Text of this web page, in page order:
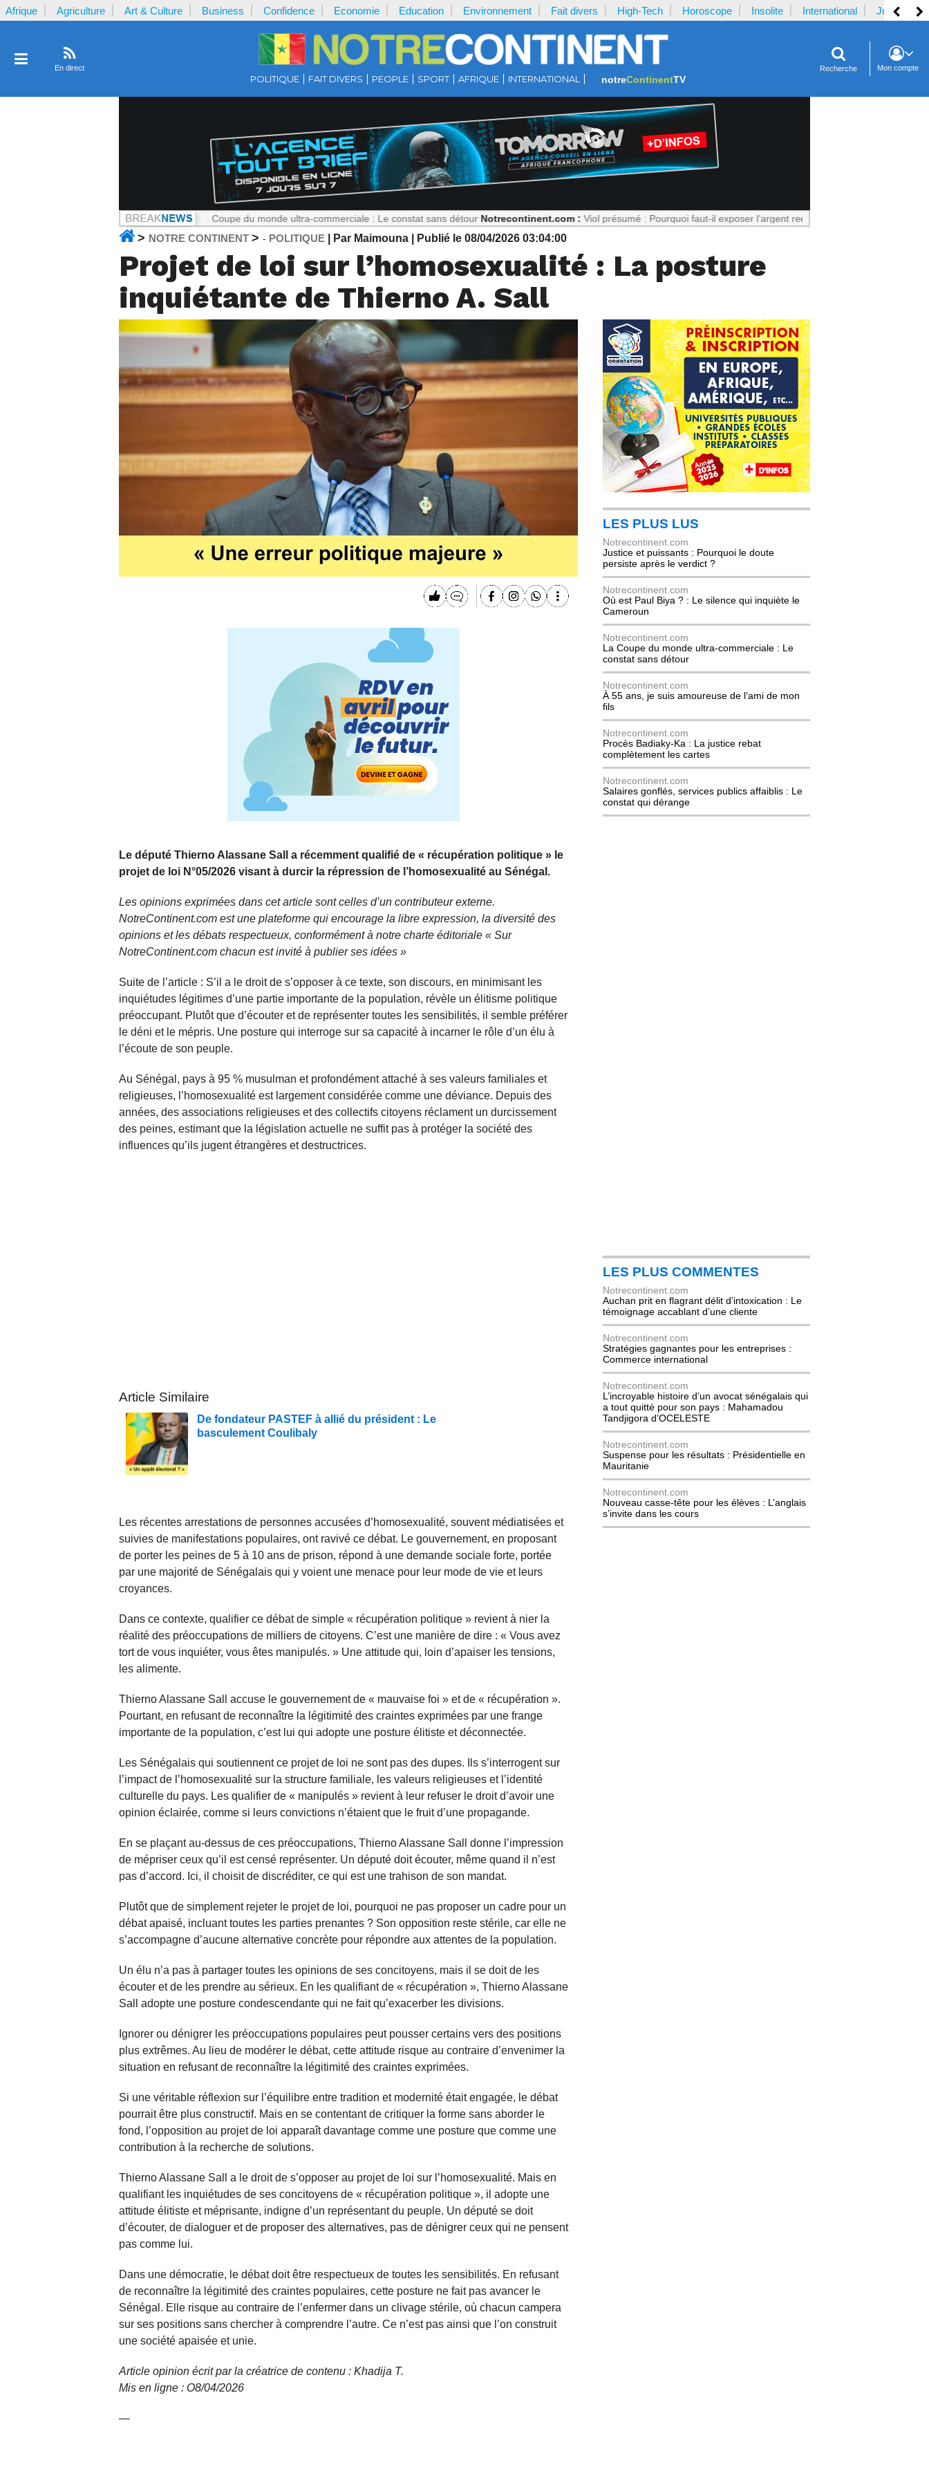
Afrique Agriculture Art & Culture Business Confidence Economie Education Environnement Fait divers High-Tech Horoscope Insolite International Justice
En direct
POLITIQUE FAIT DIVERS PEOPLE SPORT AFRIQUE INTERNATIONAL notreContinentTV
Recherche Mon compte
Notrecontinent.com : La Coupe du monde ultra-commerciale : Le constat sans détour Notrecontinent.com : Viol présumé : Pourquoi faut-il exposer l’argent reçu par la plaignante ?
> NOTRE CONTINENT > - POLITIQUE | Par Maimouna | Publié le 08/04/2026 03:04:00
Projet de loi sur l’homosexualité : La posture
inquiétante de Thierno A. Sall
Le député Thierno Alassane Sall a récemment qualifié de « récupération politique » le
projet de loi N°05/2026 visant à durcir la répression de l’homosexualité au Sénégal.
Les opinions exprimées dans cet article sont celles d’un contributeur externe.
NotreContinent.com est une plateforme qui encourage la libre expression, la diversité des
opinions et les débats respectueux, conformément à notre charte éditoriale « Sur
NotreContinent.com chacun est invité à publier ses idées »
Suite de l’article : S’il a le droit de s’opposer à ce texte, son discours, en minimisant les
inquiétudes légitimes d’une partie importante de la population, révèle un élitisme politique
préoccupant. Plutôt que d’écouter et de représenter toutes les sensibilités, il semble préférer
le déni et le mépris. Une posture qui interroge sur sa capacité à incarner le rôle d’un élu à
l’écoute de son peuple.
Au Sénégal, pays à 95 % musulman et profondément attaché à ses valeurs familiales et
religieuses, l’homosexualité est largement considérée comme une déviance. Depuis des
années, des associations religieuses et des collectifs citoyens réclament un durcissement
des peines, estimant que la législation actuelle ne suffit pas à protéger la société des
influences qu’ils jugent étrangères et destructrices.
Article Similaire
De fondateur PASTEF à allié du président : Le
basculement Coulibaly
Les récentes arrestations de personnes accusées d’homosexualité, souvent médiatisées et
suivies de manifestations populaires, ont ravivé ce débat. Le gouvernement, en proposant
de porter les peines de 5 à 10 ans de prison, répond à une demande sociale forte, portée
par une majorité de Sénégalais qui y voient une menace pour leur mode de vie et leurs
croyances.
Dans ce contexte, qualifier ce débat de simple « récupération politique » revient à nier la
réalité des préoccupations de milliers de citoyens. C’est une manière de dire : « Vous avez
tort de vous inquiéter, vous êtes manipulés. » Une attitude qui, loin d’apaiser les tensions,
les alimente.
Thierno Alassane Sall accuse le gouvernement de « mauvaise foi » et de « récupération ».
Pourtant, en refusant de reconnaître la légitimité des craintes exprimées par une frange
importante de la population, c’est lui qui adopte une posture élitiste et déconnectée.
Les Sénégalais qui soutiennent ce projet de loi ne sont pas des dupes. Ils s’interrogent sur
l’impact de l’homosexualité sur la structure familiale, les valeurs religieuses et l’identité
culturelle du pays. Les qualifier de « manipulés » revient à leur refuser le droit d’avoir une
opinion éclairée, comme si leurs convictions n’étaient que le fruit d’une propagande.
En se plaçant au-dessus de ces préoccupations, Thierno Alassane Sall donne l’impression
de mépriser ceux qu’il est censé représenter. Un député doit écouter, même quand il n’est
pas d’accord. Ici, il choisit de discréditer, ce qui est une trahison de son mandat.
Plutôt que de simplement rejeter le projet de loi, pourquoi ne pas proposer un cadre pour un
débat apaisé, incluant toutes les parties prenantes ? Son opposition reste stérile, car elle ne
s’accompagne d’aucune alternative concrète pour répondre aux attentes de la population.
Un élu n’a pas à partager toutes les opinions de ses concitoyens, mais il se doit de les
écouter et de les prendre au sérieux. En les qualifiant de « récupération », Thierno Alassane
Sall adopte une posture condescendante qui ne fait qu’exacerber les divisions.
Ignorer ou dénigrer les préoccupations populaires peut pousser certains vers des positions
plus extrêmes. Au lieu de modérer le débat, cette attitude risque au contraire d’envenimer la
situation en refusant de reconnaître la légitimité des craintes exprimées.
Si une véritable réflexion sur l’équilibre entre tradition et modernité était engagée, le débat
pourrait être plus constructif. Mais en se contentant de critiquer la forme sans aborder le
fond, l’opposition au projet de loi apparaît davantage comme une posture que comme une
contribution à la recherche de solutions.
Thierno Alassane Sall a le droit de s’opposer au projet de loi sur l’homosexualité. Mais en
qualifiant les inquiétudes de ses concitoyens de « récupération politique », il adopte une
attitude élitiste et méprisante, indigne d’un représentant du peuple. Un député se doit
d’écouter, de dialoguer et de proposer des alternatives, pas de dénigrer ceux qui ne pensent
pas comme lui.
Dans une démocratie, le débat doit être respectueux de toutes les sensibilités. En refusant
de reconnaître la légitimité des craintes populaires, cette posture ne fait pas avancer le
Sénégal. Elle risque au contraire de l’enfermer dans un clivage stérile, où chacun campera
sur ses positions sans chercher à comprendre l’autre. Ce n’est pas ainsi que l’on construit
une société apaisée et unie.
Article opinion écrit par la créatrice de contenu : Khadija T.
Mis en ligne : O8/04/2026
—
LES PLUS LUS
Notrecontinent.com
Justice et puissants : Pourquoi le doute
persiste après le verdict ?
Notrecontinent.com
Où est Paul Biya ? : Le silence qui inquiète le
Cameroun
Notrecontinent.com
La Coupe du monde ultra-commerciale : Le
constat sans détour
Notrecontinent.com
À 55 ans, je suis amoureuse de l’ami de mon
fils
Notrecontinent.com
Procès Badiaky-Ka : La justice rebat
complètement les cartes
Notrecontinent.com
Salaires gonflés, services publics affaiblis : Le
constat qui dérange
LES PLUS COMMENTES
Notrecontinent.com
Auchan prit en flagrant délit d’intoxication : Le
témoignage accablant d’une cliente
Notrecontinent.com
Stratégies gagnantes pour les entreprises :
Commerce international
Notrecontinent.com
L’incroyable histoire d’un avocat sénégalais qui
a tout quitté pour son pays : Mahamadou
Tandjigora d’OCELESTE
Notrecontinent.com
Suspense pour les résultats : Présidentielle en
Mauritanie
Notrecontinent.com
Nouveau casse-tête pour les élèves : L’anglais
s’invite dans les cours